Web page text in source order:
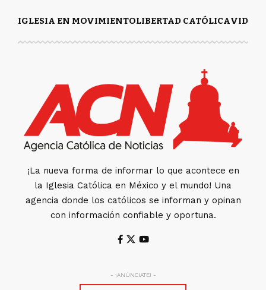
IGLESIA EN MOVIMIENTOLIBERTAD CATÓLICAVIDA
¡La nueva forma de informar lo que acontece en
la Iglesia Católica en México y el mundo! Una
agencia donde los católicos se informan y opinan
con información confiable y oportuna.
- ¡ANÚNCIATE! -